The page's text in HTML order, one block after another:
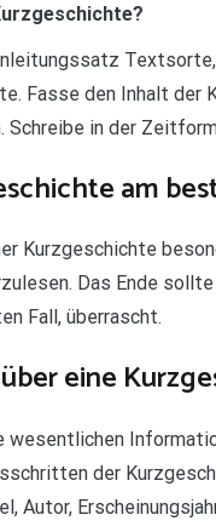
Fasse den Inhalt der
in der
am
Kurzgeschichte
Das Ende
Fall, überrascht.
eine
wesentlichen
der